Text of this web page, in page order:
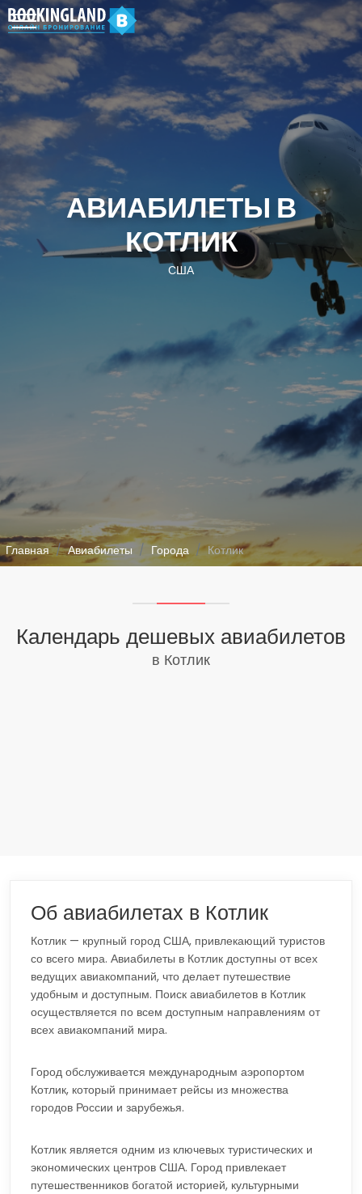
АВИАБИЛЕТЫ В
КОТЛИК
США
Главная Авиабилеты Города Котлик
Календарь дешевых авиабилетов
в Котлик
Об авиабилетах в Котлик
Котлик — крупный город США, привлекающий туристов
со всего мира. Авиабилеты в Котлик доступны от всех
ведущих авиакомпаний, что делает путешествие
удобным и доступным. Поиск авиабилетов в Котлик
осуществляется по всем доступным направлениям от
всех авиакомпаний мира.
Город обслуживается международным аэропортом
Котлик, который принимает рейсы из множества
городов России и зарубежья.
Котлик является одним из ключевых туристических и
экономических центров США. Город привлекает
путешественников богатой историей, культурными